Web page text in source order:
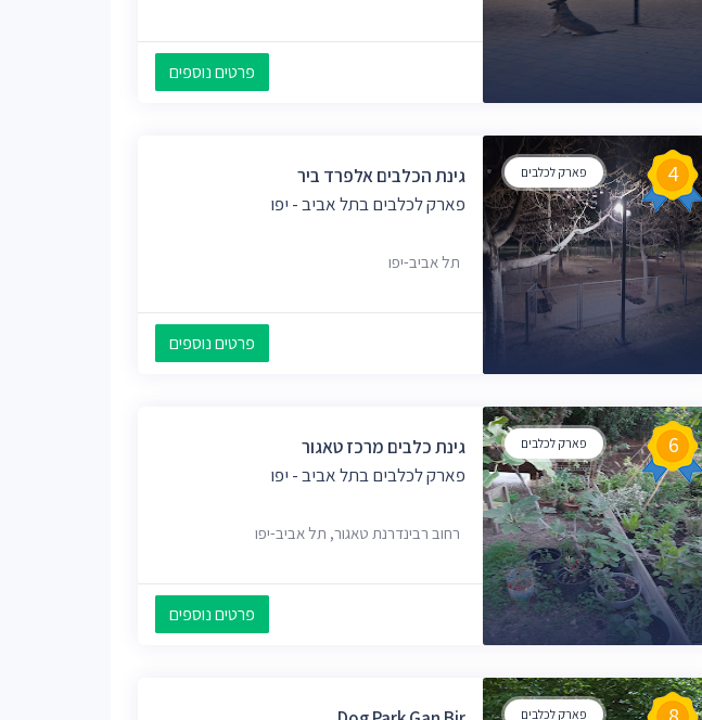
פרטים נוספים
פארק לכלבים 4
גינת הכלבים אלפרד ביר
פארק לכלבים בתל אביב - יפו
תל אביב-יפו
פרטים נוספים
פארק לכלבים 6
גינת כלבים מרכז טאגור
פארק לכלבים בתל אביב - יפו
רחוב רבינדרנת טאגור, תל אביב-יפו
פרטים נוספים
פארק לכלבים